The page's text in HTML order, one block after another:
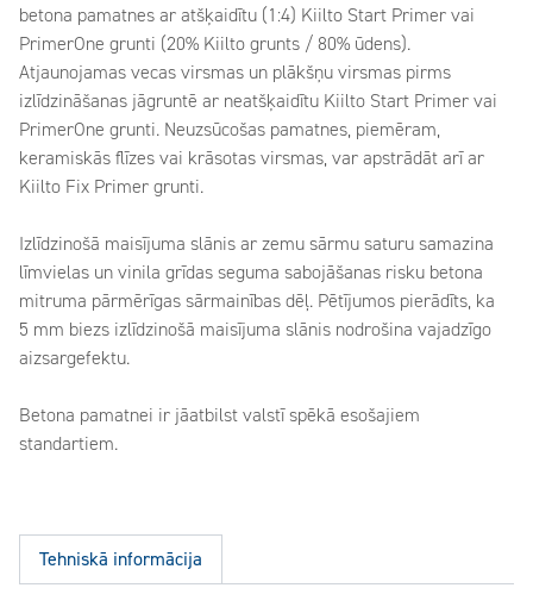
betona pamatnes ar atšķaidītu (1:4) Kiilto Start Primer vai
PrimerOne grunti (20% Kiilto grunts / 80% ūdens).
Atjaunojamas vecas virsmas un plākšņu virsmas pirms
izlīdzināšanas jāgruntē ar neatšķaidītu Kiilto Start Primer vai
PrimerOne grunti. Neuzsūcošas pamatnes, piemēram,
keramiskās flīzes vai krāsotas virsmas, var apstrādāt arī ar
Kiilto Fix Primer grunti.
Izlīdzinošā maisījuma slānis ar zemu sārmu saturu samazina
līmvielas un vinila grīdas seguma sabojāšanas risku betona
mitruma pārmērīgas sārmainības dēļ. Pētījumos pierādīts, ka
5 mm biezs izlīdzinošā maisījuma slānis nodrošina vajadzīgo
aizsargefektu.
Betona pamatnei ir jāatbilst valstī spēkā esošajiem
standartiem.
Tehniskā informācija